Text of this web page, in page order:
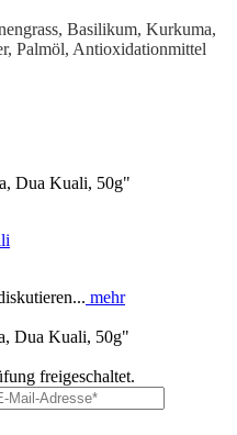
Basilikum, Kurkuma,
Palmöl, Antioxidationmittel
Dua Kuali, 50g"
mehr
Dua Kuali, 50g"
freigeschaltet.